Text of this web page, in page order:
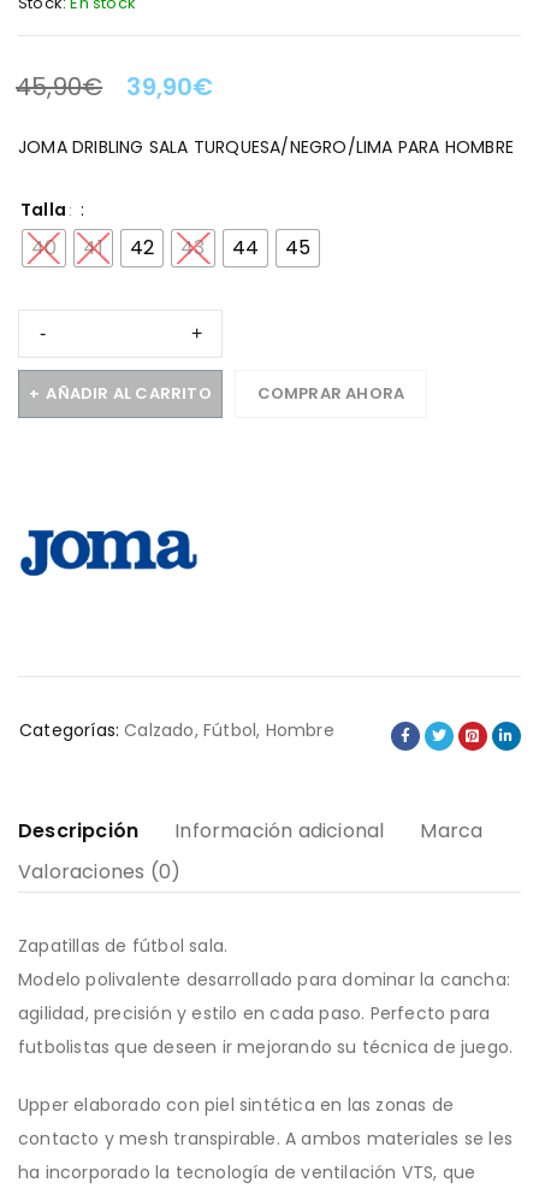
LA OFERTA TERMINA EN:
45,90€ 39,90€
JOMA DRIBLING SALA TURQUESA/NEGRO/LIMA PARA HOMBRE
Talla
40 41 42 43 44 45
AÑADIR AL CARRITO COMPRAR AHORA
Categorías: Calzado,Fútbol, Hombre
Descripción Información adicional
Marca
Valoraciones (0)
Zapatillas de fútbol sala.
Modelo polivalente desarrollado para dominar la cancha:
agilidad, precisión y estilo en cada paso. Perfecto para
futbolistas que deseen ir mejorando su técnica de juego.
Upper elaborado con piel sintética en las zonas de
contacto y mesh transpirable. A ambos materiales se les
ha incorporado la tecnología de ventilación VTS, que